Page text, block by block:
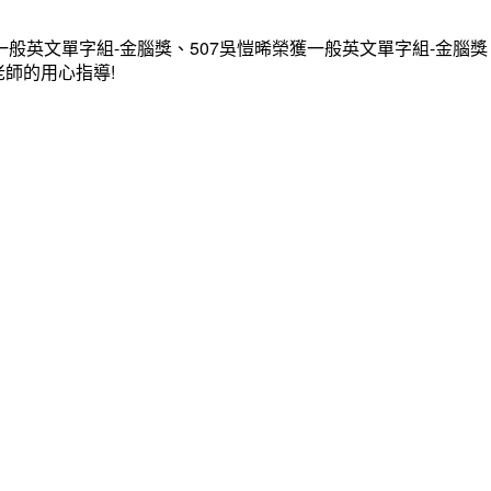
英文單字組-金腦獎、507吳愷晞榮獲一般英文單字組-金腦
的用心指導!